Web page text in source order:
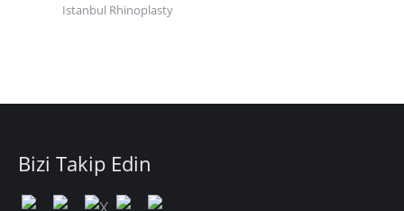
Istanbul Rhinoplasty
Bizi Takip Edin